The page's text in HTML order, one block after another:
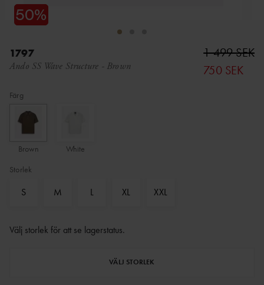
1797
Ando SS Wave Structure - Brown
1 499 SEK
750 SEK
Färg
Brown
White
Storlek
S M L XL XXL
Välj storlek för att se lagerstatus.
VÄLJ STORLEK